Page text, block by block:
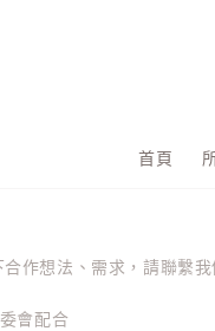
首頁
作想法、需求，請聯繫我
會配合